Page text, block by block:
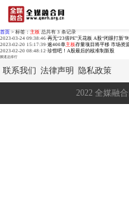
首页 > 标签： 主板 总共有 3 条记录
2023-03-24 09:38:46·再无“23倍PE”天花板 A股“闭眼打新”
2023-02-20 15:17:39·逾400单主板存量项目将平移 市场资
2023-02-20 08:48:12·珍惜吧！A股最后的核准制新股
频道总排行
联系我们 法律声明 隐私政策
2022 全媒融合